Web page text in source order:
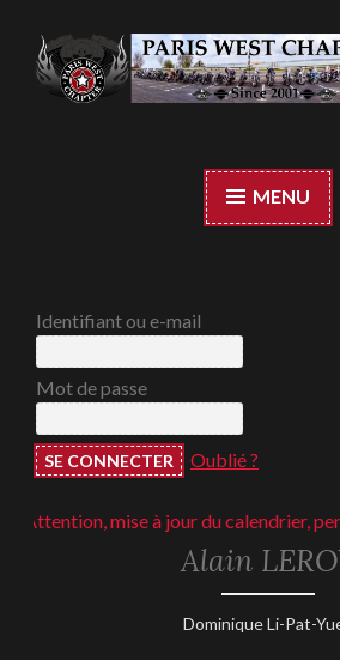
Accéder
au
contenu
MENU
Identifiant ou e-mail
Mot de passe
Oublié ?
mise à jour du calendrier,
Alain
23
Dominique Li-Pat-